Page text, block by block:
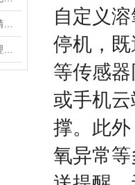
自定义
停机，
等传感
或手机
撑。此
氧异常